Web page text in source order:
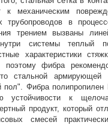
к механическим
трубопроводов в
трением вызваны
системы теплый
характеристики
поэтому фибра
стальной армирующей
пол". Фибра полипропилен
устойчивости к
продукт, который
смесей